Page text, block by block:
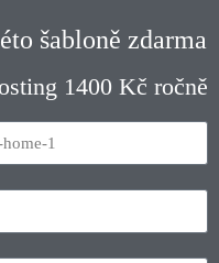
šabloně zdarma
1400 Kč ročně